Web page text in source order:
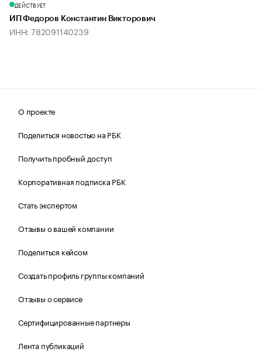
ДЕЙСТВУЕТ
ИП Федоров Константин Викторович
ИНН: 782091140239
О проекте
Поделиться новостью на РБК
Получить пробный доступ
Корпоративная подписка РБК
Стать экспертом
Отзывы о вашей компании
Поделиться кейсом
Создать профиль группы компаний
Отзывы о сервисе
Сертифицированные партнеры
Лента публикаций